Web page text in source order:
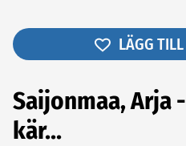
LÄGG
Saijonmaa, Arja
kär...